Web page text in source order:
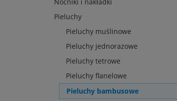
Pieluchy
Pieluchy muślinowe
Pieluchy jednorazowe
Pieluchy tetrowe
Pieluchy flanelowe
Pieluchy bambusowe